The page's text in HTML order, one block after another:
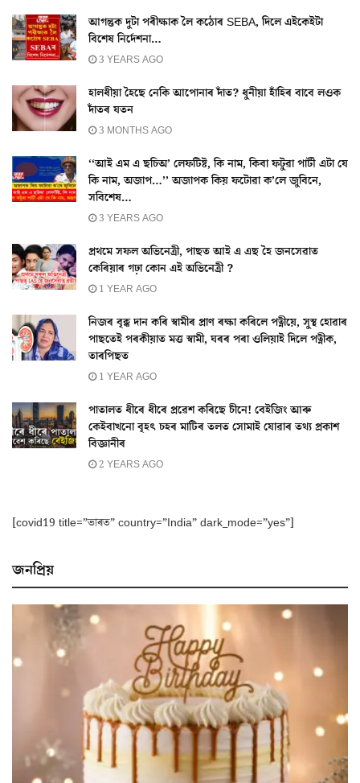
আগন্তুক দুটা পৰীক্ষাক লৈ কঠোৰ SEBA, দিলে এইকেইটা
বিশেষ নিৰ্দেশনা…
3 YEARS AGO
হালধীয়া হৈছে নেকি আপোনাৰ দাঁত? ধুনীয়া হাঁহিৰ বাবে লওক
দাঁতৰ যতন
3 MONTHS AGO
‘‘আই এম এ ছচিঅ’ লেফটিষ্ট, কি নাম, কিবা ফটুৱা পাৰ্টী এটা যে
কি নাম, অজাপ…’’ অজাপক কিয় ফটোৱা ক’লে জুবিনে,
সবিশেষ…
3 YEARS AGO
প্ৰথমে সফল অভিনেত্ৰী, পাছত আই এ এছ হৈ জনসেৱাত
কেৰিয়াৰ গঢ়া কোন এই অভিনেত্ৰী ?
1 YEAR AGO
নিজৰ বৃক্ক দান কৰি স্বামীৰ প্ৰাণ ৰক্ষা কৰিলে পত্নীয়ে, সুস্থ হোৱাৰ
পাছতেই পৰকীয়াত মত্ত স্বামী, ঘৰৰ পৰা ওলিয়াই দিলে পত্নীক,
তাৰপিছত
1 YEAR AGO
পাতালত ধীৰে ধীৰে প্ৰৱেশ কৰিছে চীনে! বেইজিং আৰু
কেইবাখনো বৃহৎ চহৰ মাটিৰ তলত সোমাই যোৱাৰ তথ্য প্ৰকাশ
বিজ্ঞানীৰ
2 YEARS AGO
[covid19 title=”ভাৰত” country=”India” dark_mode=”yes”]
জনপ্ৰিয়